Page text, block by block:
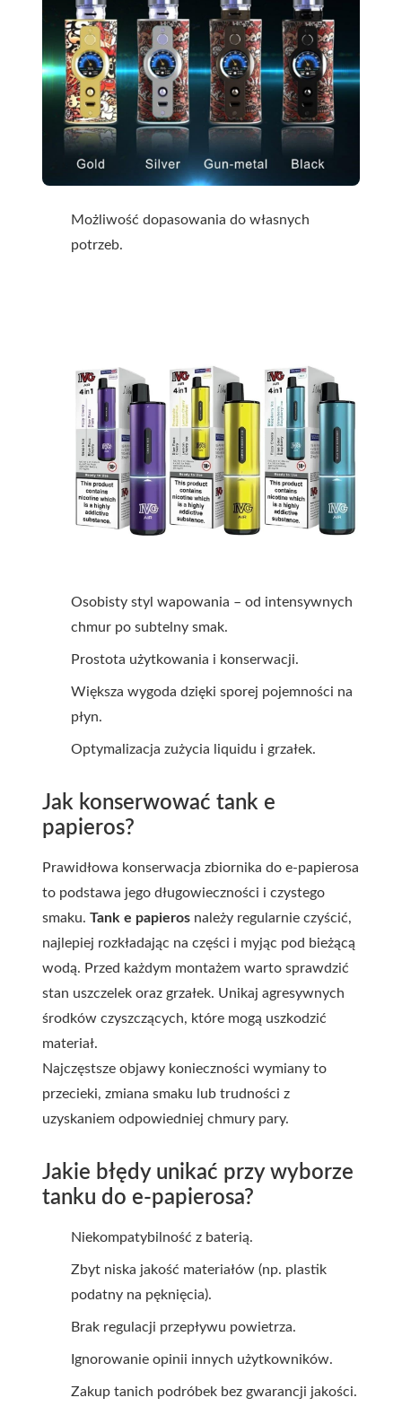
Możliwość dopasowania do własnych
potrzeb.
Osobisty styl wapowania – od intensywnych
chmur po subtelny smak.
Prostota użytkowania i konserwacji.
Większa wygoda dzięki sporej pojemności na
płyn.
Optymalizacja zużycia liquidu i grzałek.
Jak konserwować tank e
papieros?
Prawidłowa konserwacja zbiornika do e-papierosa
to podstawa jego długowieczności i czystego
smaku. Tank e papieros należy regularnie czyścić,
najlepiej rozkładając na części i myjąc pod bieżącą
wodą. Przed każdym montażem warto sprawdzić
stan uszczelek oraz grzałek. Unikaj agresywnych
środków czyszczących, które mogą uszkodzić
materiał.
Najczęstsze objawy konieczności wymiany to
przecieki, zmiana smaku lub trudności z
uzyskaniem odpowiedniej chmury pary.
Jakie błędy unikać przy wyborze
tanku do e-papierosa?
Niekompatybilność z baterią.
Zbyt niska jakość materiałów (np. plastik
podatny na pęknięcia).
Brak regulacji przepływu powietrza.
Ignorowanie opinii innych użytkowników.
Zakup tanich podróbek bez gwarancji jakości.